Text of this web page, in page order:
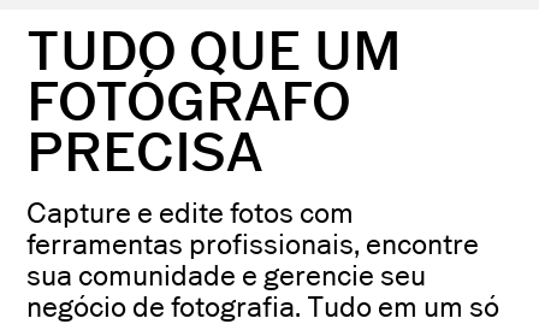
TUDO QUE UM
FOTÓGRAFO
PRECISA
Capture e edite fotos com
ferramentas profissionais, encontre
sua comunidade e gerencie seu
negócio de fotografia. Tudo em um só